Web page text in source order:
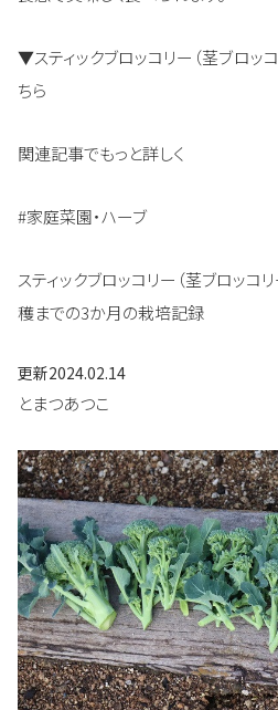
▼スティックブロッコリー（茎ブロッ
ちら
関連記事でもっと詳しく
#家庭菜園・ハーブ
スティックブロッコリー（茎ブロッ
穫までの3か月の栽培記録
更新2024.02.14
とまつあつこ